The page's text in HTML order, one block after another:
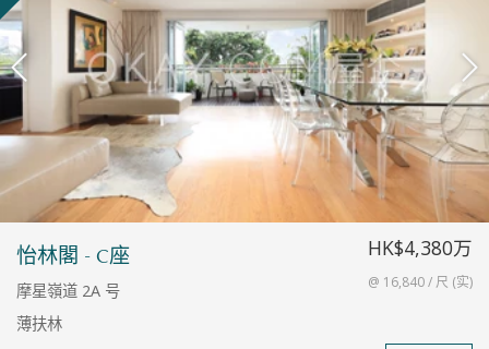
怡林閣 - C座
摩星嶺道 2A 号
薄扶林
HK$4,380万
@ 16,840 / 尺 (实)